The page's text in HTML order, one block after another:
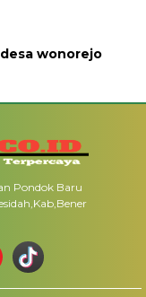
wonorejo
Pondok Baru